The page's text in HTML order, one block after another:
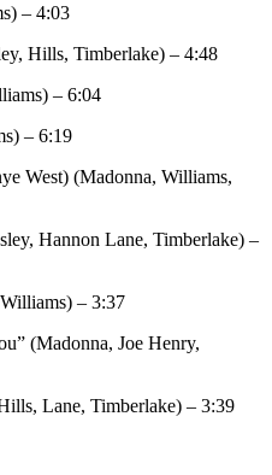
– 4:03
Hills, Timberlake) – 4:48
– 6:04
– 6:19
West) (Madonna, Williams,
Hannon Lane, Timberlake) –
– 3:37
(Madonna, Joe Henry,
Lane, Timberlake) – 3:39